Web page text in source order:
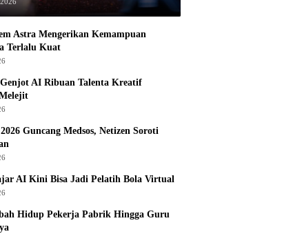
Astra Mengerikan Kemampuan
Terlalu Kuat
Genjot AI Ribuan Talenta Kreatif
Guncang Medsos, Netizen Soroti
AI Kini Bisa Jadi Pelatih Bola Virtual
Hidup Pekerja Pabrik Hingga Guru